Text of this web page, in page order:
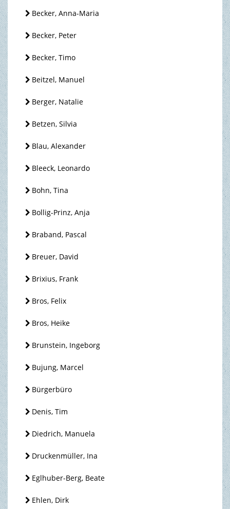
Becker, Anna-Maria
Becker, Peter
Becker, Timo
Beitzel, Manuel
Berger, Natalie
Betzen, Silvia
Blau, Alexander
Bleeck, Leonardo
Bohn, Tina
Bollig-Prinz, Anja
Braband, Pascal
Breuer, David
Brixius, Frank
Bros, Felix
Bros, Heike
Brunstein, Ingeborg
Bujung, Marcel
Bürgerbüro
Denis, Tim
Diedrich, Manuela
Druckenmüller, Ina
Eglhuber-Berg, Beate
Ehlen, Dirk